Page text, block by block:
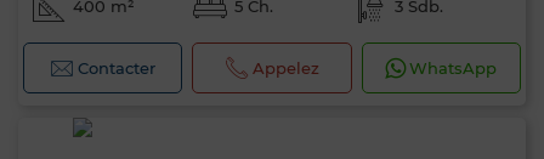
400 m² 5 Ch. 3 Sdb.
Contacter Appelez WhatsApp